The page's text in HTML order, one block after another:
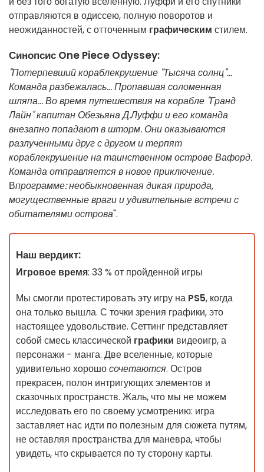
отправляются в одиссею, полную поворотов и
неожиданностей, с отточенным графическим стилем.
Синопсис One Piece Odyssey:
"Потерпевший кораблекрушение "Тысяча солнц"...
Команда разбежалась... Пропавшая соломенная
шляпа...Во время путешествия на корабле "Гранд
Лайн" капитан Обезьяна Д.Луффи и его команда
внезапно попадают в шторм. Они оказываются
разлученными друг с другом и терпят
кораблекрушение на таинственном острове Вафорд.
Команда отправляется в новое приключение.
Впрограмме: необыкновенная дикая природа,
могущественные враги и удивительные встречи с
обитателями острова".
Наш вердикт:
Игровое время: 33 % от пройденной игры
Мы смогли протестировать эту игру на PS5, когда
она только вышла. С точки зрения графики, это
настоящее удовольствие. Сеттинг представляет
собой смесь классической графики видеоигр, а
персонажи - манга. Две вселенные, которые
удивительно хорошосочетаются. Остров
прекрасен, полон интригующих элементов и
сказочных пространств. Жаль, что мы не можем
исследовать его по своему усмотрению: игра
заставляет нас идти по полезным для сюжета путям,
не оставляя пространства для маневра, чтобы
увидеть, что скрывается по ту сторону карты.